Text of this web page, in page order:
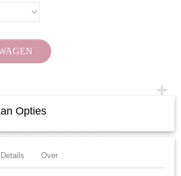
Opties
Details Over